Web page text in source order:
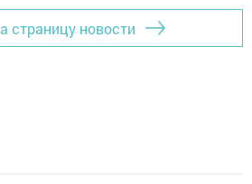
страницу новости